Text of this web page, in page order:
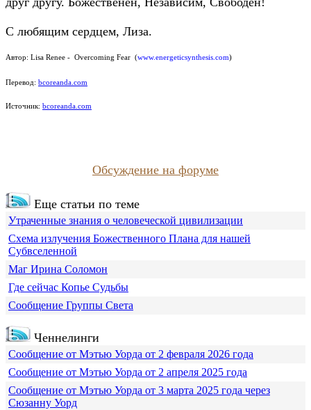
С любящим сердцем, Лиза.
Автор: Lisa Renee - Overcoming Fear (www.energeticsynthesis.com)
Перевод: bcoreanda.com
Источник: bcoreanda.com
Обсуждение на форуме
Еще статьи по теме
Утраченные знания о человеческой цивилизации
Схема излучения Божественного Плана для нашей
Субвселенной
Маг Ирина Соломон
Где сейчас Копье Судьбы
Сообщение Группы Света
Ченнелинги
Сообщение от Мэтью Уорда от 2 февраля 2026 года
Сообщение от Мэтью Уорда от 2 апреля 2025 года
Сообщение от Мэтью Уорда от 3 марта 2025 года через
Сюзанну Уорд